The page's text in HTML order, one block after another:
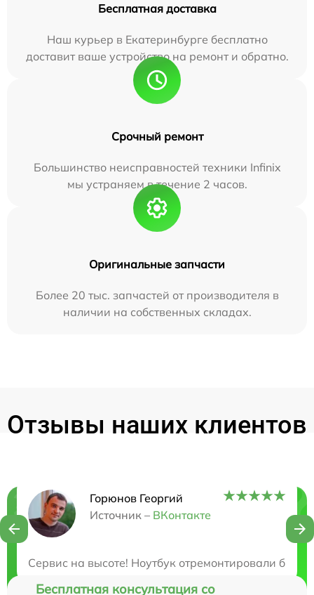
Бесплатная доставка
Наш курьер в Екатеринбурге бесплатно
доставит ваше устройство на ремонт и обратно.
Срочный ремонт
Большинство неисправностей техники Infinix
мы устраняем в течение 2 часов.
Оригинальные запчасти
Более 20 тыс. запчастей от производителя в
наличии на собственных складах.
Отзывы наших клиентов
Горюнов Георгий
Источник – ВКонтакте
Сервис на высоте! Ноутбук отремонтировали
Нужна консультация?
Бесплатная консультация со